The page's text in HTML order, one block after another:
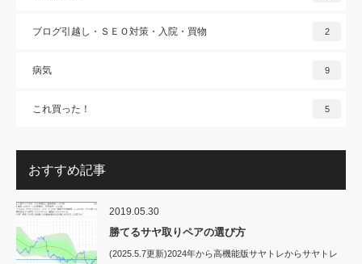
ブログ引越し・ＳＥＯ対策・入院・買物 2
病気 9
これ買った！ 5
おすすめ記事
2019.05.30
勝てるサヤ取りペアの選び方
(2025.5.7更新)2024年から高機能版サヤトレからサヤトレ